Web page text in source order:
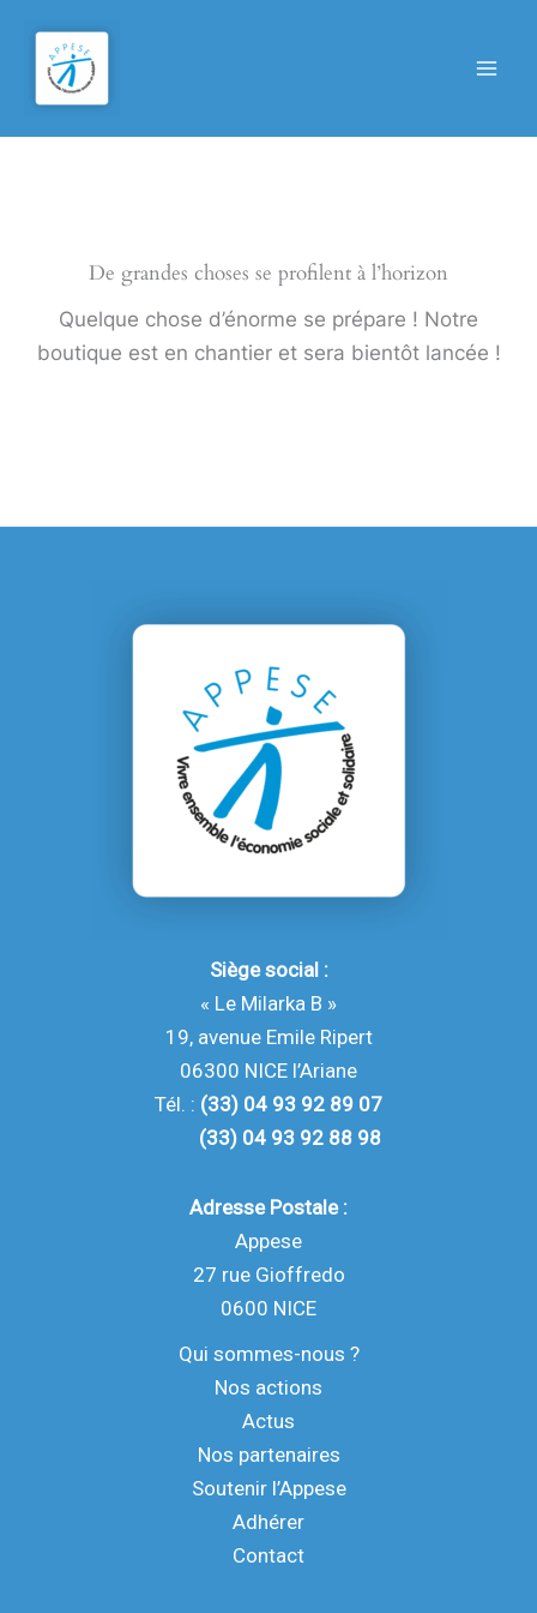
contenu
De grandes choses se profilent à l’horizon
Quelque chose d’énorme se prépare ! Notre
boutique est en chantier et sera bientôt lancée !
Siège social :
« Le Milarka B »
19, avenue Emile Ripert
06300 NICE l’Ariane
Tél. : (33) 04 93 92 89 07
(33) 04 93 92 88 98
Adresse Postale :
Appese
27 rue Gioffredo
0600 NICE
Qui sommes-nous ?
Nos actions
Actus
Nos partenaires
Soutenir l’Appese
Adhérer
Contact